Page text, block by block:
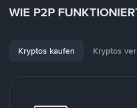
WIE P2P
Kryptos kaufen Kryptos